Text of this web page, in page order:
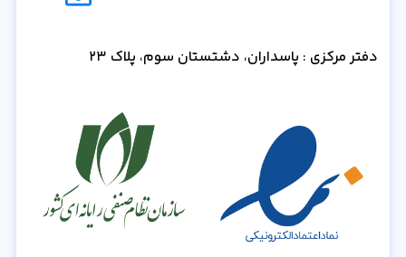
دفتر مرکزی : پاسداران، دشتستان سوم، پلاک 23